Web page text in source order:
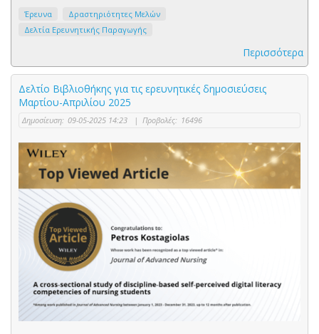
Έρευνα
Δραστηριότητες Μελών
Δελτία Ερευνητικής Παραγωγής
Περισσότερα
Δελτίο Βιβλιοθήκης για τις ερευνητικές δημοσιεύσεις
Μαρτίου-Απριλίου 2025
Δημοσίευση: 09-05-2025 14:23 | Προβολές: 16496